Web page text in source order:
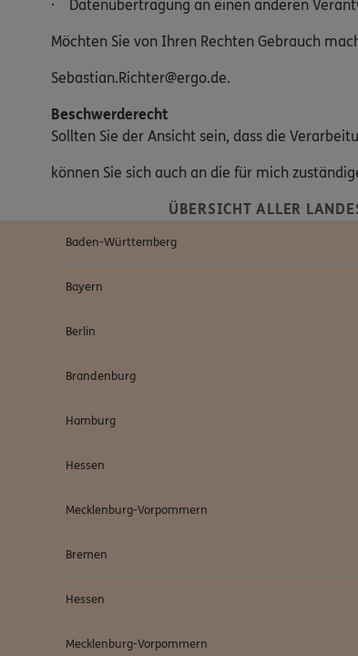
· Datenübertragung an einen anderen
Möchten Sie von Ihren Rechten Gebrauch
Sebastian.Richter@ergo.de.
Beschwerderecht
Sollten Sie der Ansicht sein, dass die
können Sie sich auch an die für mich
ÜBERSICHT ALLER
Baden-Württemberg
Bayern
Berlin
Brandenburg
Hamburg
Hessen
Mecklenburg-Vorpommern
Bremen
Hessen
Mecklenburg-Vorpommern